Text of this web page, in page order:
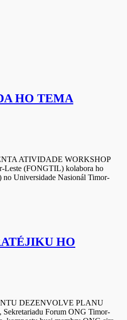
HO TEMA
WORKSHOP
(FONGTIL) kolabora ho
Universidade Nasionál Timor-
HO
PLANU
Forum ONG Timor-